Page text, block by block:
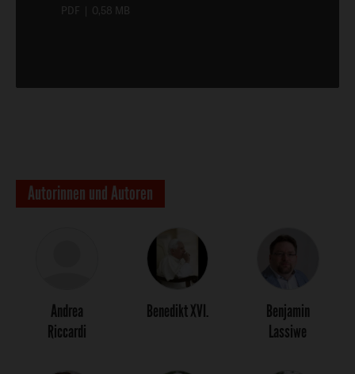
PDF | 0,58 MB
Autorinnen und Autoren
Andrea
Riccardi
Benedikt XVI.
Benjamin
Lassiwe